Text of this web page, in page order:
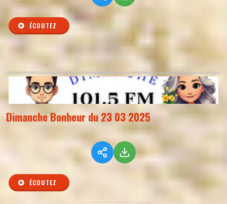
ÉCOUTEZ
Dimanche Bonheur du 23 03 2025
ÉCOUTEZ